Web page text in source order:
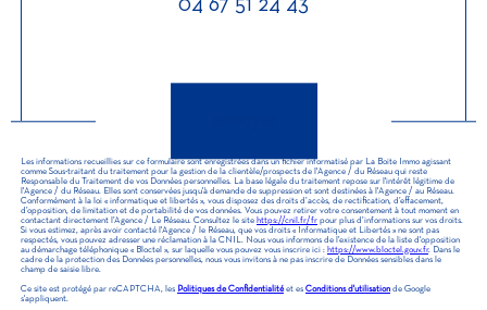
04 67 51 24 43
Les informations recueillies sur ce formulaire sont enregistrées dans un fichier informatisé par La Boite Immo agissant
comme Sous-traitant du traitement pour la gestion de la clientèle/prospects de l'Agence / du Réseau qui reste
Responsable du Traitement de vos Données personnelles. La base légale du traitement repose sur l'intérêt légitime de
l'Agence / du Réseau. Elles sont conservées jusqu'à demande de suppression et sont destinées à l'Agence / au Réseau.
Conformément à la loi « informatique et libertés », vous disposez des droits d’accès, de rectification, d’effacement,
d’opposition, de limitation et de portabilité de vos données. Vous pouvez retirer votre consentement à tout moment en
contactant directement l’Agence / Le Réseau. Consultez le site https://cnil.fr/fr pour plus d’informations sur vos droits.
Si vous estimez, après avoir contacté l'Agence / le Réseau, que vos droits « Informatique et Libertés » ne sont pas
respectés, vous pouvez adresser une réclamation à la CNIL. Nous vous informons de l’existence de la liste d'opposition
au démarchage téléphonique « Bloctel », sur laquelle vous pouvez vous inscrire ici : https://www.bloctel.gouv.fr. Dans le
cadre de la protection des Données personnelles, nous vous invitons à ne pas inscrire de Données sensibles dans le
champ de saisie libre.
Ce site est protégé par reCAPTCHA, les Politiques de Confidentialitéet es Conditions d'utilisation de Google
s'appliquent.